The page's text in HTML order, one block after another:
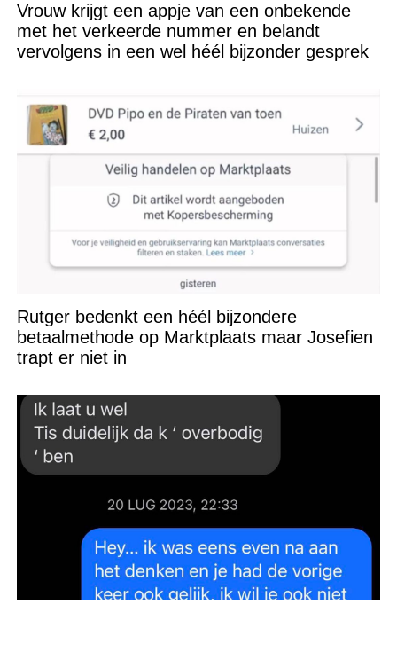
Vrouw krijgt een appje van een onbekende
met het verkeerde nummer en belandt
vervolgens in een wel héél bijzonder gesprek
Rutger bedenkt een héél bijzondere
betaalmethode op Marktplaats maar Josefien
trapt er niet in